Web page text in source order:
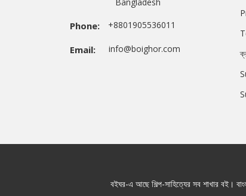
Bangladesh
Phone: +8801905536011
Email: info@boighor.com
বইঘর-এ আছে শিল্প-সাহিত্যের সব শাখার বই।